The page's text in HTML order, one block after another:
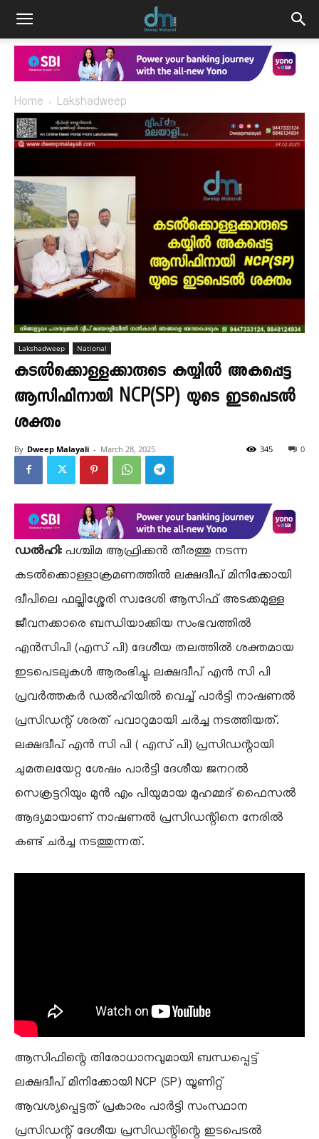
Home Lakshadweep
Lakshadweep National
കടൽക്കൊള്ളക്കാരുടെ കയ്യിൽ അകപ്പെട്ട
ആസിഫിനായി NCP(SP) യുടെ ഇടപെടൽ
ശക്തം
By Dweep Malayali - March 28, 2025 0
345
ഡൽഹി:പശ്ചിമ ആഫ്രിക്കൻ തീരത്തു നടന്ന
കടൽക്കൊള്ളാക്രമണത്തിൽ ലക്ഷദ്വീപ് മിനിക്കോയി
ദ്വീപിലെ ഫല്ലിശ്ശേരി സ്വദേശി ആസിഫ് അടക്കമുള്ള
ജീവനക്കാരെ ബന്ധിയാക്കിയ സംഭവത്തിൽ
എൻസിപി (എസ് പി) ദേശീയ തലത്തിൽ ശക്തമായ
ഇടപെടലുകൾ ആരംഭിച്ചു. ലക്ഷദ്വീപ് എൻ സി പി
പ്രവർത്തകർ ഡൽഹിയിൽ വെച്ച് പാർട്ടി നാഷണൽ
പ്രസിഡന്റ്‌ ശരത് പവാറുമായി ചർച്ച നടത്തിയത്.
ലക്ഷദ്വീപ് എൻ സി പി ( എസ് പി) പ്രസിഡന്റായി
ചുമതലയേറ്റ ശേഷം പാർട്ടി ദേശീയ ജനറൽ
സെക്രട്ടറിയും മുൻ എം പിയുമായ മുഹമ്മദ്‌ ഫൈസൽ
ആദ്യമായാണ് നാഷണൽ പ്രസിഡന്റിനെ നേരിൽ
കണ്ട് ചർച്ച നടത്തുന്നത്.
ആസിഫിന്റെ തിരോധാനവുമായി ബന്ധപ്പെട്ട്
ലക്ഷദ്വീപ് മിനിക്കോയി NCP (SP) യൂണിറ്റ്
ആവശ്യപ്പെട്ടത് പ്രകാരം പാർട്ടി സംസ്ഥാന
പ്രസിഡന്റ് ദേശീയ പ്രസിഡന്റിന്റെ ഇടപെടൽ